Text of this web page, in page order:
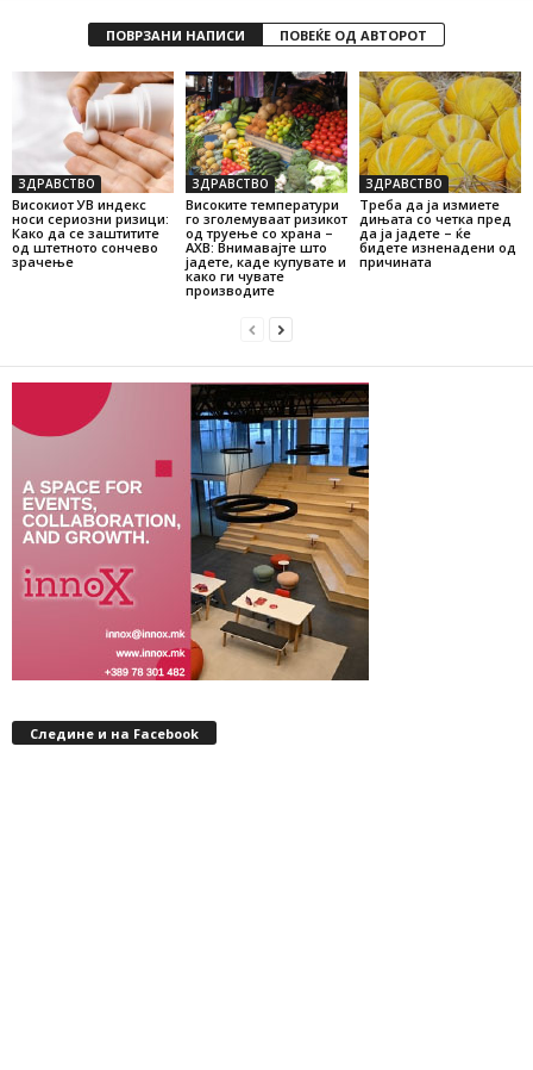
ПОВРЗАНИ НАПИСИ ПОВЕЌЕ ОД АВТОРОТ
ЗДРАВСТВО
Високиот УВ индекс
носи сериозни ризици:
Како да се заштитите
од штетното сончево
зрачење
ЗДРАВСТВО
Високите температури
го зголемуваат ризикот
од труење со храна –
АХВ: Внимавајте што
јадете, каде купувате и
како ги чувате
производите
ЗДРАВСТВО
Треба да ја измиете
дињата со четка пред
да ја јадете – ќе
бидете изненадени од
причината
Следине и на Facebook